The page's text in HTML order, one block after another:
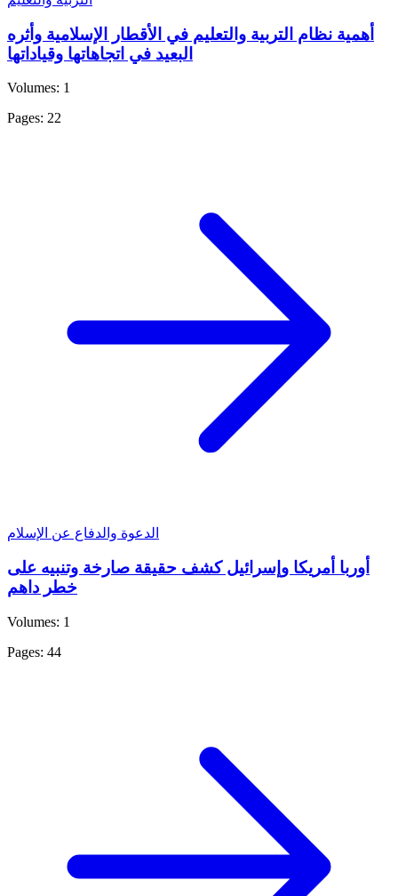
أهمية نظام التربية والتعليم في الأقطار الإسلامية وأثره
البعيد في اتجاهاتها وقياداتها
Volumes: 1
Pages: 22
الدعوة والدفاع عن الإسلام
أوربا أمريكا وإسرائيل كشف حقيقة صارخة وتنبيه على
خطر داهم
Volumes: 1
Pages: 44